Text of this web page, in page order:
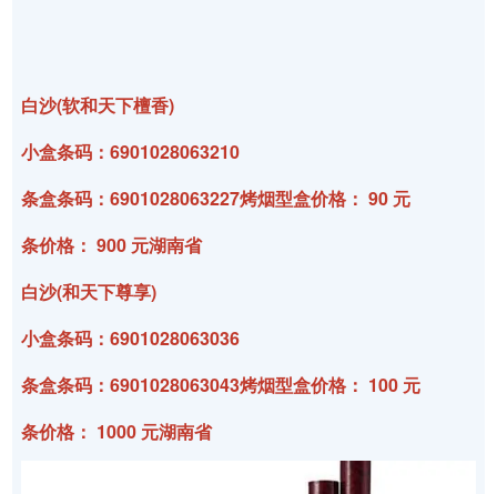
白沙(软和天下檀香)
小盒条码：6901028063210
条盒条码：6901028063227烤烟型盒价格： 90 元
条价格： 900 元湖南省
白沙(和天下尊享)
小盒条码：6901028063036
条盒条码：6901028063043烤烟型盒价格： 100 元
条价格： 1000 元湖南省